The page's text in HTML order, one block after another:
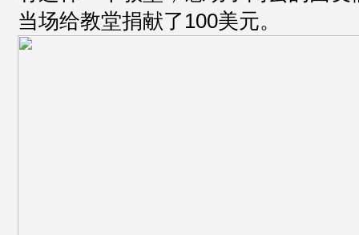
当场给教堂捐献了100美元。